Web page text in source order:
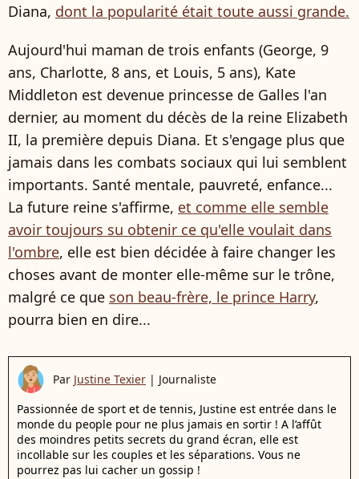
Diana, dont la popularité était toute aussi grande.
Aujourd'hui maman de trois enfants (George, 9
ans, Charlotte, 8 ans, et Louis, 5 ans), Kate
Middleton est devenue princesse de Galles l'an
dernier, au moment du décès de la reine Elizabeth
II, la première depuis Diana. Et s'engage plus que
jamais dans les combats sociaux qui lui semblent
importants. Santé mentale, pauvreté, enfance...
La future reine s'affirme, et comme elle semble
avoir toujours su obtenir ce qu'elle voulait dans
l'ombre, elle est bien décidée à faire changer les
choses avant de monter elle-même sur le trône,
malgré ce que son beau-frère, le prince Harry,
pourra bien en dire...
Par Justine Texier | Journaliste
Passionnée de sport et de tennis, Justine est entrée dans le
monde du people pour ne plus jamais en sortir ! A l’affût
des moindres petits secrets du grand écran, elle est
incollable sur les couples et les séparations. Vous ne
pourrez pas lui cacher un gossip !